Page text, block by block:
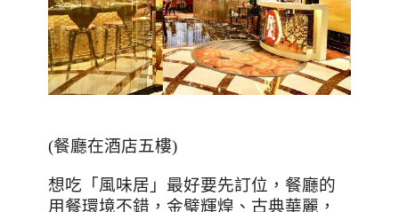
(餐廳在酒店五樓)
想吃「風味居」最好要先訂位，餐廳的
用餐環境不錯，金璧輝煌、古典華麗，